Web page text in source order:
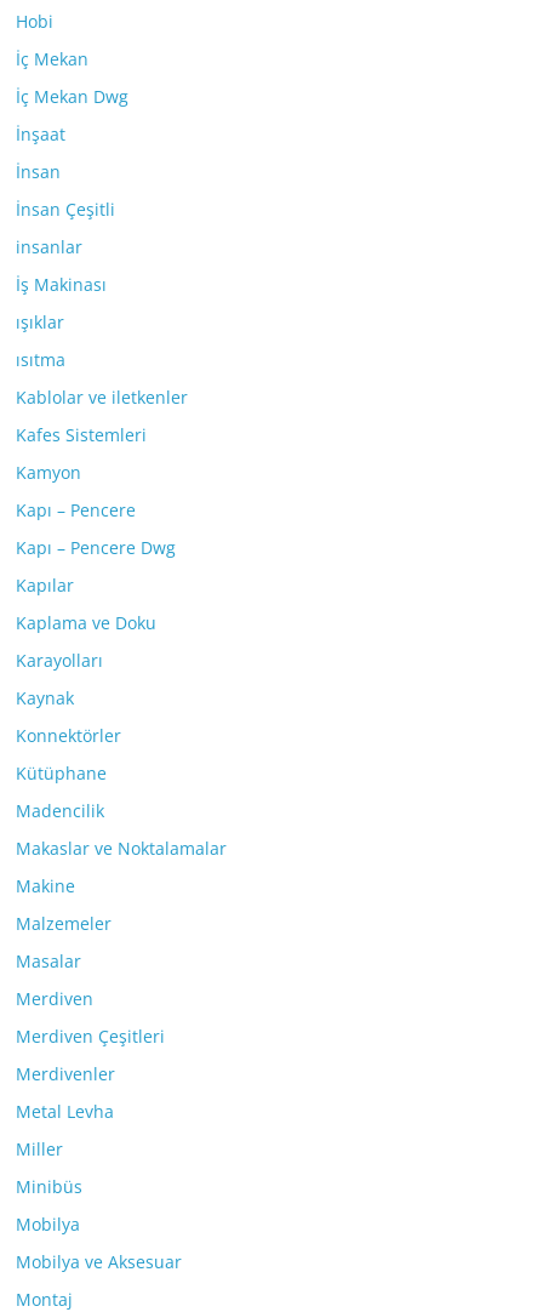
Hobi
İç Mekan
İç Mekan Dwg
İnşaat
İnsan
İnsan Çeşitli
insanlar
İş Makinası
ışıklar
ısıtma
Kablolar ve iletkenler
Kafes Sistemleri
Kamyon
Kapı – Pencere
Kapı – Pencere Dwg
Kapılar
Kaplama ve Doku
Karayolları
Kaynak
Konnektörler
Kütüphane
Madencilik
Makaslar ve Noktalamalar
Makine
Malzemeler
Masalar
Merdiven
Merdiven Çeşitleri
Merdivenler
Metal Levha
Miller
Minibüs
Mobilya
Mobilya ve Aksesuar
Montaj